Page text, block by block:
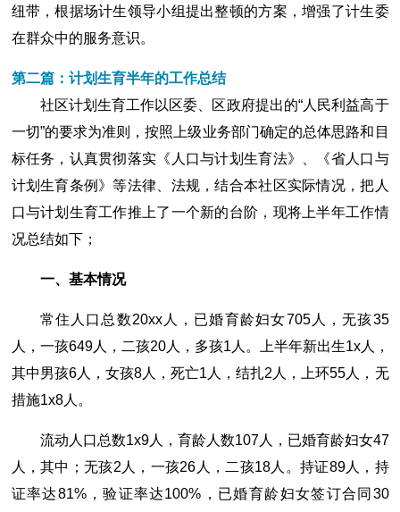
纽带，根据场计生领导小组提出整顿的方案，增强了计生委
在群众中的服务意识。
第二篇：计划生育半年的工作总结
社区计划生育工作以区委、区政府提出的“人民利益高于
一切”的要求为准则，按照上级业务部门确定的总体思路和目
标任务，认真贯彻落实《人口与计划生育法》、《省人口与
计划生育条例》等法律、法规，结合本社区实际情况，把人
口与计划生育工作推上了一个新的台阶，现将上半年工作情
况总结如下；
一、基本情况
常住人口总数20xx人，已婚育龄妇女705人，无孩35
人，一孩649人，二孩20人，多孩1人。上半年新出生1x人，
其中男孩6人，女孩8人，死亡1人，结扎2人，上环55人，无
措施1x8人。
流动人口总数1x9人，育龄人数107人，已婚育龄妇女47
人，其中；无孩2人，一孩26人，二孩18人。持证89人，持
证率达81%，验证率达100%，已婚育龄妇女签订合同30